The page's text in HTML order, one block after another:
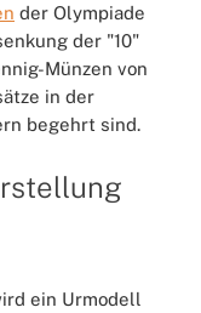
der Olympiade
der "10"
Münzen von
in der
begehrt sind.
ein Urmodell